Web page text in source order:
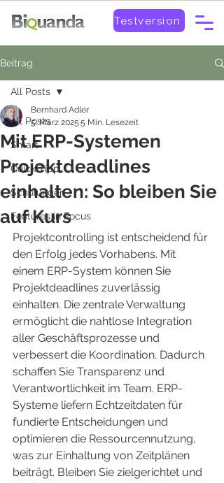
Testversion
Beitrag
All Posts
Smart
Quick-Tipp
Schulungen
Features in Focus
All Posts
Mit ERP-Systemen
Projektdeadlines
einhalten: So bleiben Sie
auf Kurs
Bernhard Adler
5. März 2025 5 Min. Lesezeit
Projektcontrolling ist entscheidend für
den Erfolg jedes Vorhabens. Mit
einem ERP-System können Sie
Projektdeadlines zuverlässig
einhalten. Die zentrale Verwaltung
ermöglicht die nahtlose Integration
aller Geschäftsprozesse und
verbessert die Koordination. Dadurch
schaffen Sie Transparenz und
Verantwortlichkeit im Team. ERP-
Systeme liefern Echtzeitdaten für
fundierte Entscheidungen und
optimieren die Ressourcennutzung,
was zur Einhaltung von Zeitplänen
beiträgt. Bleiben Sie zielgerichtet und